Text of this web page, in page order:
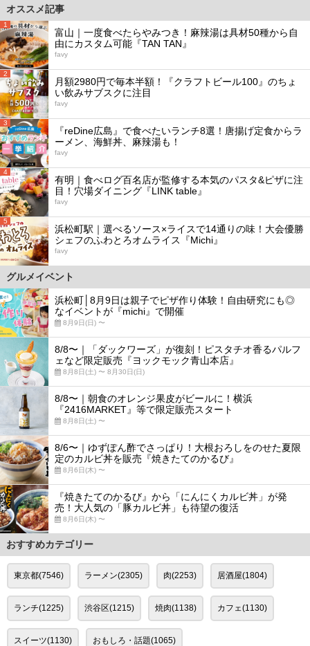
オススメ記事
1
富山｜一度食べたらやみつき！麻辣湯は具材50種から自
由にカスタム可能『TAN TAN』
favy
2
月額2980円で毎本半額！『クラフトビール100』のちょ
い飲みサブスクに注目
favy
3
『reDine広島』で食べたいランチ8選！唐揚げ定食からラ
ーメン、海鮮丼、麻辣湯も！
favy
4
有明｜食べログ百名店が監修する本気のパスタ&ピザに注
目！穴場ダイニング『LINK table』
favy
5
浜松町駅｜選べるソース×ライスで14通りの味！大会優勝
シェフのふわとろオムライス『Michi』
favy
グルメイベント
浜松町│8月9日は親子でピザ作り体験！自由研究にも◎
なイベントが『michi』で開催
8月9日(日) 〜
8/8〜｜「ダックワーズ」が復刻！ピスタチオ香るパルフ
ェなど限定販売『ヨックモック青山本店』
8月8日(土) 〜 8月30日(日)
8/8〜｜朝食のオレンジ果皮がビールに！横浜
『2416MARKET』等で限定販売スタート
8月8日(土) 〜
8/6〜｜ゆずぽん酢でさっぱり！大根おろしをのせた夏限
定のカルビ丼を販売『焼きたてのかるび』
8月6日(木) 〜
『焼きたてのかるび』から「にんにくカルビ丼」が発
売！大人気の「豚カルビ丼」も待望の復活
8月6日(木) 〜
おすすめカテゴリー
東京都(7546) ラーメン(2305) 肉(2253) 居酒屋(1804)
ランチ(1225) 渋谷区(1215) 焼肉(1138) カフェ(1130)
スイーツ(1130) おもしろ・話題(1065)